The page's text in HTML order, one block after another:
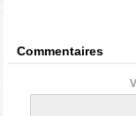
Commentaires